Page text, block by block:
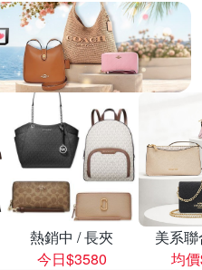
熱銷中 / 長夾
今日$3580
美系
均